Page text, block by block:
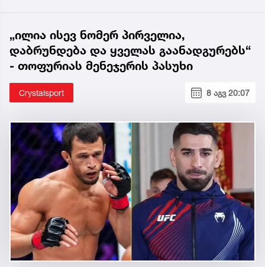
„ილია ისევ ნომერ პირველია,
დაბრუნდება და ყველას გაანადგურებს“
- თოფურიას მენეჯერის პასუხი
Crystalsport 8 აგვ 20:07